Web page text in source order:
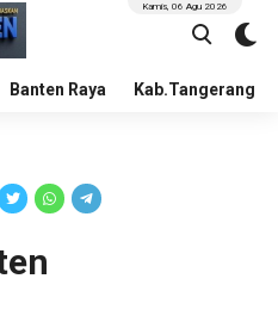
Banten Raya Kab.Tangerang
Kamis, 06 Agu 2026